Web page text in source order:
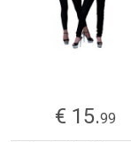
€ 15.99